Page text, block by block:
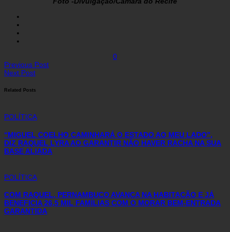
0
Previous Post
Next Post
Related Posts
POLÍTICA
“MIGUEL COELHO CAMINHARÁ O ESTADO AO MEU LADO”,
DIZ RAQUEL LYRA AO GARANTIR NÃO HAVER RACHA NA SUA
BASE ALIADA
POLÍTICA
COM RAQUEL, PERNAMBUCO AVANÇA NA HABITAÇÃO E JÁ
BENEFICIA 26,5 MIL FAMÍLIAS COM O MORAR BEM-ENTRADA
GARANTIDA